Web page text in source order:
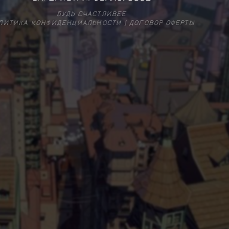
БУДЬ СЧАСТЛИВЕЕ
КОНФИДЕНЦИАЛЬНОСТИ |ДОГОВОР ОФЕРТЫ